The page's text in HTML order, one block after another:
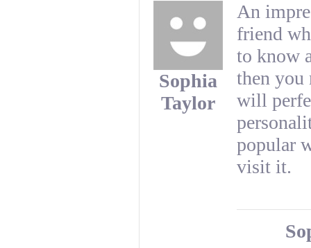
Sophia
Taylor
An
friend
to know
then you
will
popular
visit it.